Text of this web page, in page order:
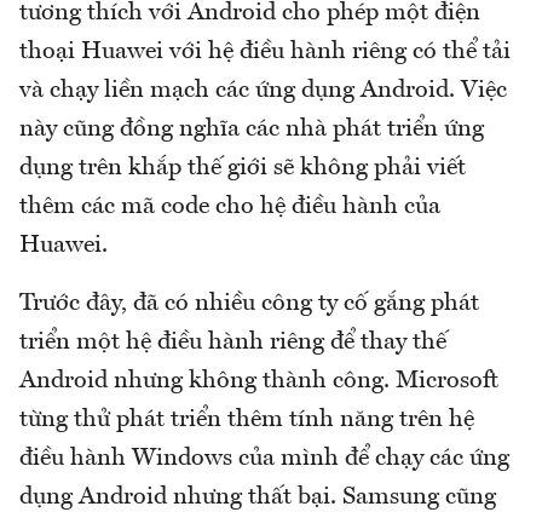
tương thích với Android cho phép một điện
thoại Huawei với hệ điều hành riêng có thể tải
và chạy liền mạch các ứng dụng Android. Việc
này cũng đồng nghĩa các nhà phát triển ứng
dụng trên khắp thế giới sẽ không phải viết
thêm các mã code cho hệ điều hành của
Huawei.
Trước đây, đã có nhiều công ty cố gắng phát
triển một hệ điều hành riêng để thay thế
Android nhưng không thành công. Microsoft
từng thử phát triển thêm tính năng trên hệ
điều hành Windows của mình để chạy các ứng
dụng Android nhưng thất bại. Samsung cũng